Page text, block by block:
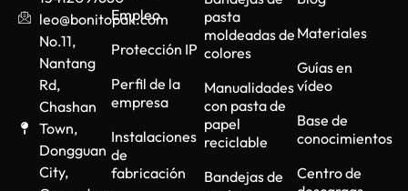
leo@bonitopak.com
No.11,
Nantang
Rd,
Chashan
Town,
Dongguan
City,
Empleo
Protección IP
Perfil de la
empresa
Instalaciones
de
fabricación
pasta
moldeadas de
colores
Manualidades
con pasta de
papel
reciclable
Bandejas de
Materiales
Guías en
vídeo
Base de
conocimientos
Centro de